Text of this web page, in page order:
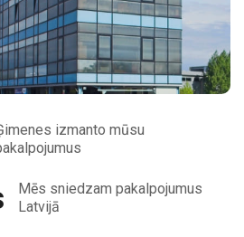
izmanto mūsu
Mēs sniedzam pakalpojumus
Latvijā